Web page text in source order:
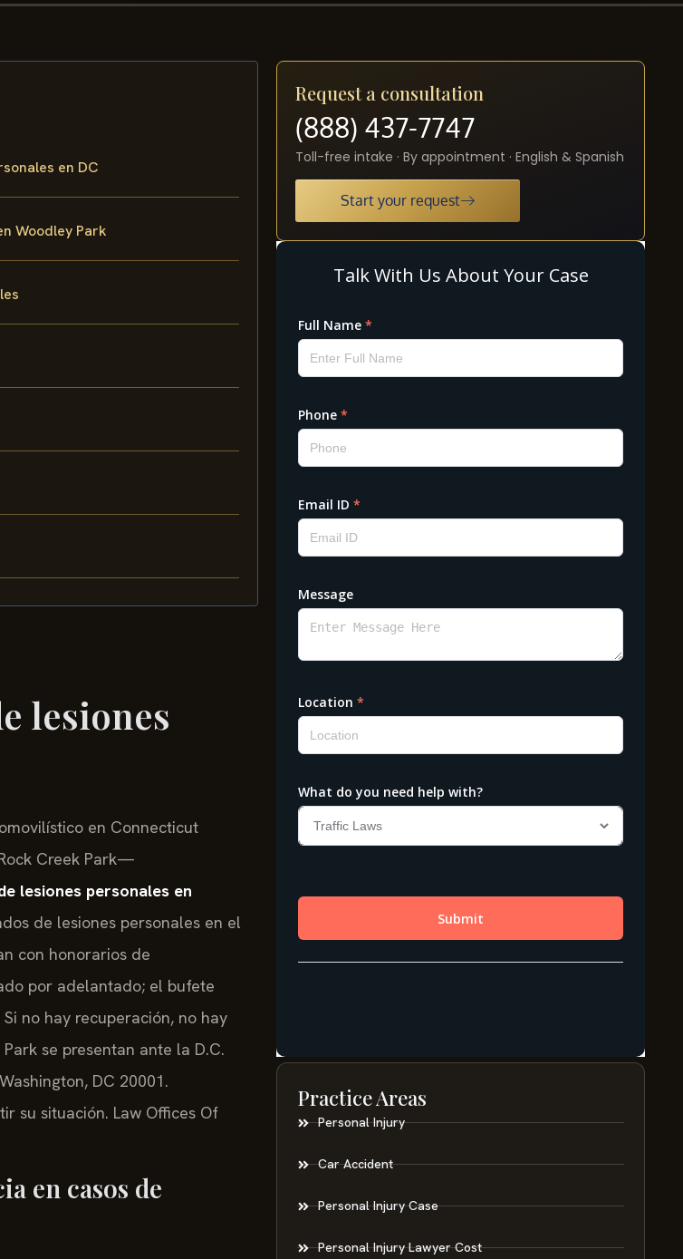
en DC
Woodley Park
lesiones
en Connecticut
Creek Park—
lesiones personales en
de lesiones personales en el
con honorarios de
por adelantado; el bufete
no hay recuperación, no hay
se presentan ante la D.C.
DC 20001.
su situación. Law Offices Of
en casos de
Request a consultation
(888) 437-7747
Toll-free intake · By appointment · English & Spanish
Start your request
Practice Areas
Personal Injury
Car Accident
Personal Injury Case
Personal Injury Lawyer Cost